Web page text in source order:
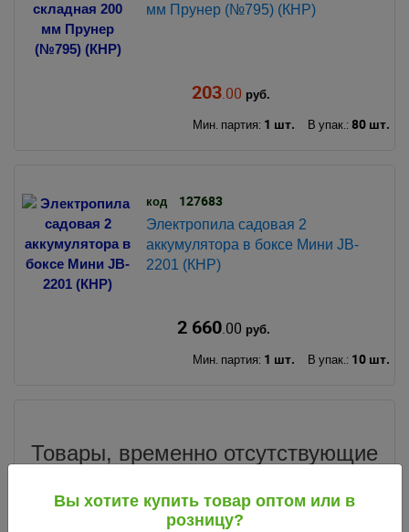
мм Прунер (№795) (КНР)
203.00 руб.
Мин. партия: 1 шт. В упак.: 80 шт.
код 127683
Электропила садовая 2
аккумулятора в боксе Мини JB-
2201 (КНР)
2 660.00 руб.
Мин. партия: 1 шт. В упак.: 10 шт.
Товары, временно отсутствующие
Вы хотите купить товар оптом или в
розницу?